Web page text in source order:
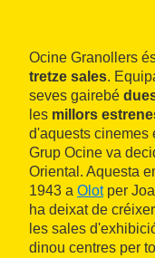
Ocine Granollers
tretze sales.
seves gairebé
les millors
d'aquests cinemes
Grup Ocine va
Oriental. Aquesta
1943 a Olotper
ha deixat de
les sales
dinou centres per